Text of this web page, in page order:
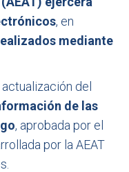
, en
mediante
del
de las
, aprobada por el
por la AEAT